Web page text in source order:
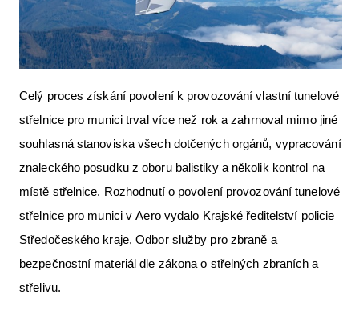
Celý proces získání povolení k provozování vlastní tunelové
střelnice pro munici trval více než rok a zahrnoval mimo jiné
souhlasná stanoviska všech dotčených orgánů, vypracování
znaleckého posudku z oboru balistiky a několik kontrol na
místě střelnice. Rozhodnutí o povolení provozování tunelové
střelnice pro munici v Aero vydalo Krajské ředitelství policie
Středočeského kraje, Odbor služby pro zbraně a
bezpečnostní materiál dle zákona o střelných zbraních a
střelivu.